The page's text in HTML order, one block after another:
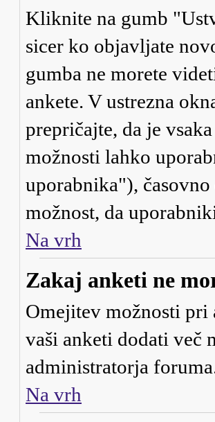
Kliknite na gumb
sicer ko objavljate
gumba ne morete
ankete. V ustrezna
prepričajte, da je
možnosti lahko
uporabnika"),
možnost, da
Na vrh
Zakaj anketi ne
Omejitev možnosti pri
vaši anketi dodati več
administratorja
Na vrh